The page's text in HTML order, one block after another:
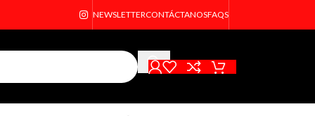
NEWSLETTERCONTÁCTANOSFAQS